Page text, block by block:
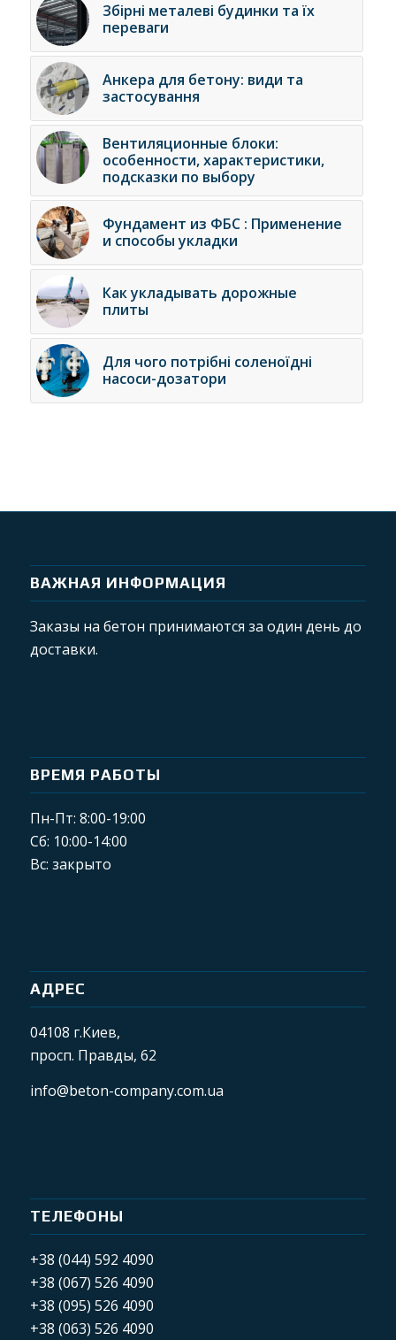
Збірні металеві будинки та їх
переваги
Анкера для бетону: види та
застосування
Вентиляционные блоки:
особенности, характеристики,
подсказки по выбору
Фундамент из ФБС : Применение
и способы укладки
Как укладывать дорожные
плиты
Для чого потрібні соленоїдні
насоси-дозатори
ВАЖНАЯ ИНФОРМАЦИЯ
Заказы на бетон принимаются за один день до
доставки.
ВРЕМЯ РАБОТЫ
Пн-Пт: 8:00-19:00
Сб: 10:00-14:00
Вс: закрыто
АДРЕС
04108 г.Киев,
просп. Правды, 62
info@beton-company.com.ua
ТЕЛЕФОНЫ
+38 (044) 592 4090
+38 (067) 526 4090
+38 (095) 526 4090
+38 (063) 526 4090